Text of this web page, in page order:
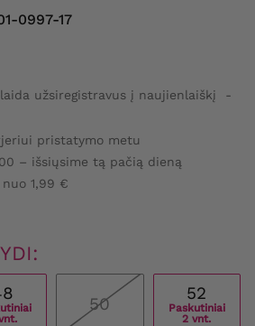
0997-17
užsiregistravus į naujienlaiškį -
pristatymo metu
– išsiųsime tą pačią dieną
1,99 €
50
52
Paskutiniai
2 vnt.